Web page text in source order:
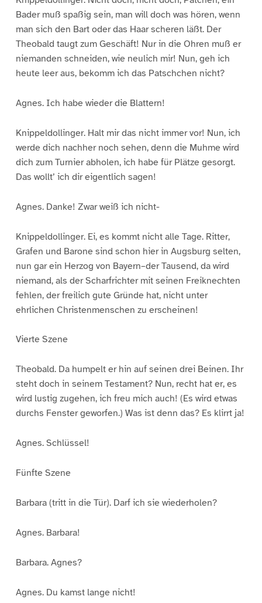
Bader muß spaßig sein, man will doch was hören, wenn
man sich den Bart oder das Haar scheren läßt. Der
Theobald taugt zum Geschäft! Nur in die Ohren muß er
niemanden schneiden, wie neulich mir! Nun, geh ich
heute leer aus, bekomm ich das Patschchen nicht?
Agnes. Ich habe wieder die Blattern!
Knippeldollinger. Halt mir das nicht immer vor! Nun, ich
werde dich nachher noch sehen, denn die Muhme wird
dich zum Turnier abholen, ich habe für Plätze gesorgt.
Das wollt’ ich dir eigentlich sagen!
Agnes. Danke! Zwar weiß ich nicht-
Knippeldollinger. Ei, es kommt nicht alle Tage. Ritter,
Grafen und Barone sind schon hier in Augsburg selten,
nun gar ein Herzog von Bayern–der Tausend, da wird
niemand, als der Scharfrichter mit seinen Freiknechten
fehlen, der freilich gute Gründe hat, nicht unter
ehrlichen Christenmenschen zu erscheinen!
Vierte Szene
Theobald. Da humpelt er hin auf seinen drei Beinen. Ihr
steht doch in seinem Testament? Nun, recht hat er, es
wird lustig zugehen, ich freu mich auch! (Es wird etwas
durchs Fenster geworfen.) Was ist denn das? Es klirrt ja!
Agnes. Schlüssel!
Fünfte Szene
Barbara (tritt in die Tür). Darf ich sie wiederholen?
Agnes. Barbara!
Barbara. Agnes?
Agnes. Du kamst lange nicht!